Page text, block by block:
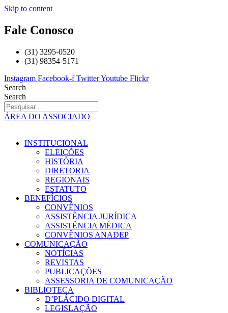
Skip to content
Fale Conosco
(31) 3295-0520
(31) 98354-5171
Instagram Facebook-f TwitterYoutube Flickr
Search
Search
ÁREA DO ASSOCIADO
INSTITUCIONAL
ELEIÇÕES
HISTÓRIA
DIRETORIA
REGIONAIS
ESTATUTO
BENEFÍCIOS
CONVÊNIOS
ASSISTÊNCIA JURÍDICA
ASSISTÊNCIA MÉDICA
CONVÊNIOS ANADEP
COMUNICAÇÃO
NOTÍCIAS
REVISTAS
PUBLICAÇÕES
ASSESSORIA DE COMUNICAÇÃO
BIBLIOTECA
D’PLÁCIDO DIGITAL
LEGISLAÇÃO